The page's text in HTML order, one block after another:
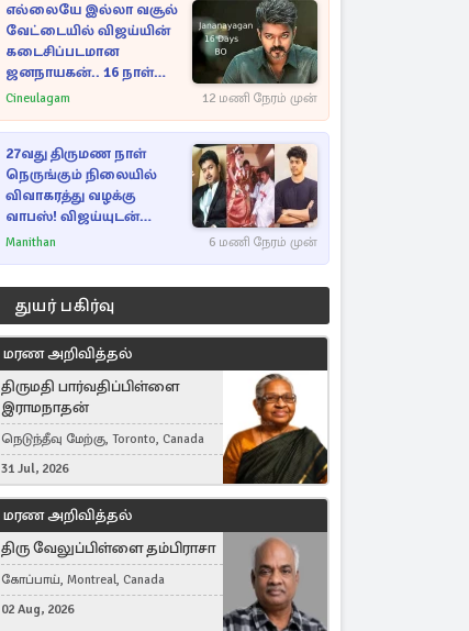
எல்லையே இல்லா வசூல்
வேட்டையில் விஜய்யின்
கடைசிப்படமான
ஜனநாயகன்.. 16 நாள்
பாக்ஸ் ஆபிஸ்
Cineulagam 12 மணி நேரம் முன்
27வது திருமண நாள்
நெருங்கும் நிலையில்
விவாகரத்து வழக்கு
வாபஸ்! விஜய்யுடன்
மீண்டும் இணைவாரா?
Manithan 6 மணி நேரம் முன்
துயர் பகிர்வு
மரண அறிவித்தல்
திருமதி பார்வதிப்பிள்ளை
இராமநாதன்
நெடுந்தீவு மேற்கு, Toronto, Canada
31 Jul, 2026
மரண அறிவித்தல்
திரு வேலுப்பிள்ளை தம்பிராசா
கோப்பாய், Montreal, Canada
02 Aug, 2026